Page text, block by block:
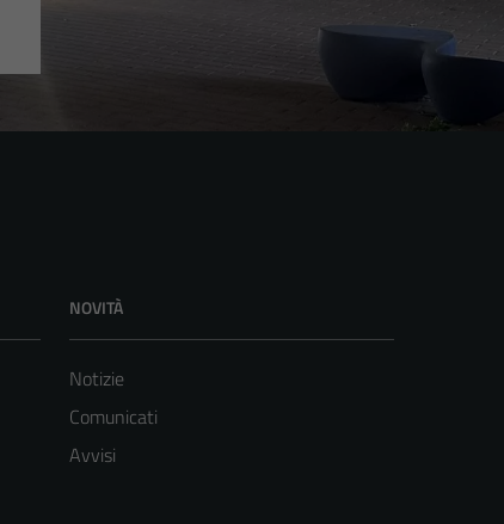
NOVITÀ
Notizie
Comunicati
Avvisi